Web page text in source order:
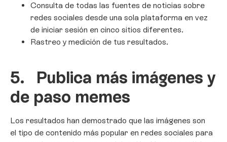
Consulta de todas las fuentes de noticias sobre
redes sociales desde una sola plataforma en vez
de iniciar sesión en cinco sitios diferentes.
Rastreo y medición de tus resultados.
5. Publica más imágenes y
de paso memes
Los resultados han demostrado que las imágenes son
el tipo de contenido más popular en redes sociales para